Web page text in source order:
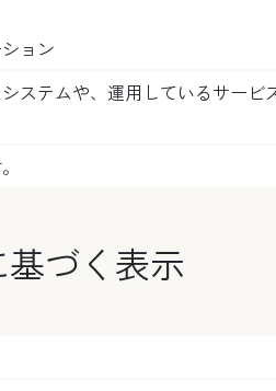
ョン
ステムや、運用しているサービ
づく表示